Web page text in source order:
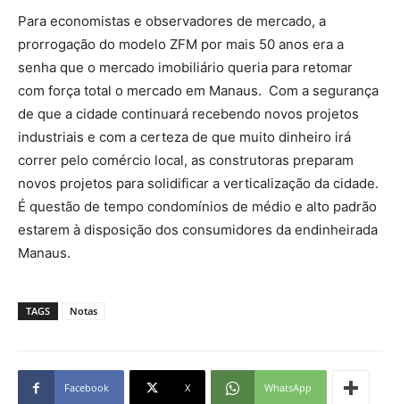
Para economistas e observadores de mercado, a
prorrogação do modelo ZFM por mais 50 anos era a
senha que o mercado imobiliário queria para retomar
com força total o mercado em Manaus. Com a segurança
de que a cidade continuará recebendo novos projetos
industriais e com a certeza de que muito dinheiro irá
correr pelo comércio local, as construtoras preparam
novos projetos para solidificar a verticalização da cidade.
É questão de tempo condomínios de médio e alto padrão
estarem à disposição dos consumidores da endinheirada
Manaus.
TAGS Notas
Facebook X WhatsApp